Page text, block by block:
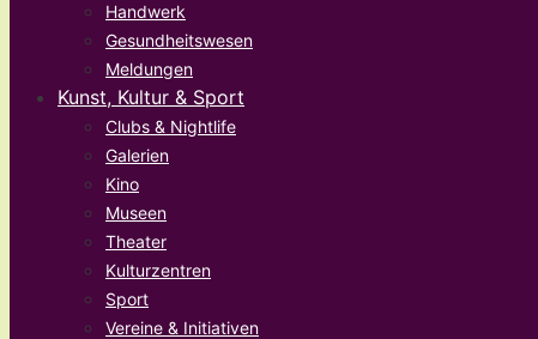
Handwerk
Gesundheitswesen
Meldungen
Kunst, Kultur & Sport
Clubs & Nightlife
Galerien
Kino
Museen
Theater
Kulturzentren
Sport
Vereine & Initiativen